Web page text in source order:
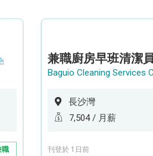
職
長沙灣
7,504 / 月薪
刊登於 1日前